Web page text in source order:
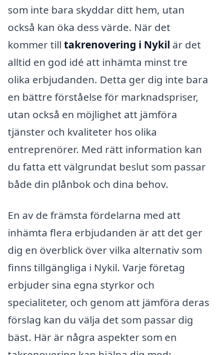
som inte bara skyddar ditt hem, utan
också kan öka dess värde. När det
kommer till takrenovering i Nykil är det
alltid en god idé att inhämta minst tre
olika erbjudanden. Detta ger dig inte bara
en bättre förståelse för marknadspriser,
utan också en möjlighet att jämföra
tjänster och kvaliteter hos olika
entreprenörer. Med rätt information kan
du fatta ett välgrundat beslut som passar
både din plånbok och dina behov.
En av de främsta fördelarna med att
inhämta flera erbjudanden är att det ger
dig en överblick över vilka alternativ som
finns tillgängliga i Nykil. Varje företag
erbjuder sina egna styrkor och
specialiteter, och genom att jämföra deras
förslag kan du välja det som passar dig
bäst. Här är några aspekter som en